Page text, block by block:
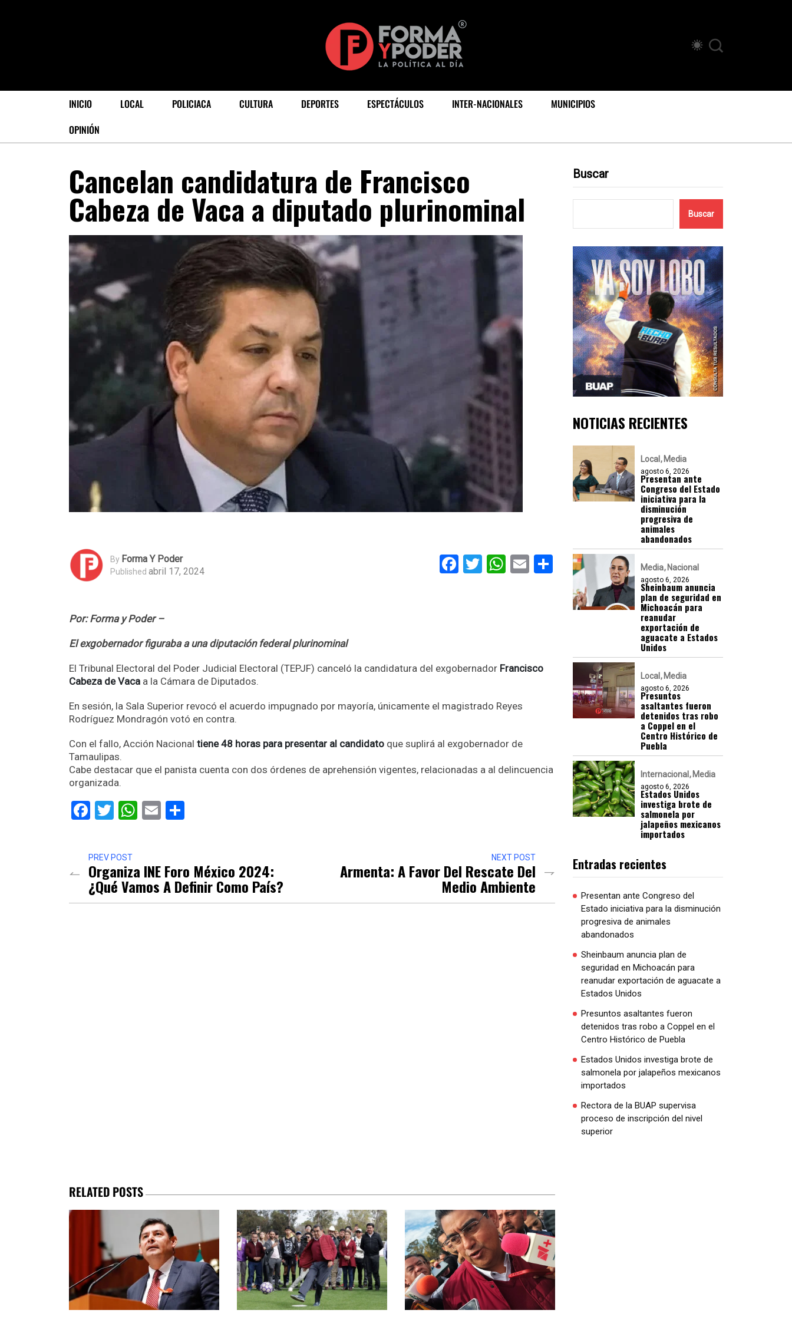
INICIO LOCAL POLICIACA CULTURA DEPORTES ESPECTÁCULOS INTER-NACIONALES
MUNICIPIOS
OPINIÓN
Cancelan candidatura de Francisco
Cabeza de Vaca a diputado plurinominal
By Forma Y Poder
Published abril 17, 2024 Facebook
Twitter
WhatsApp
EmailCompartir
Por: Forma y Poder –
El exgobernador figuraba a una diputación federal plurinominal
El Tribunal Electoral del Poder Judicial Electoral (TEPJF) canceló la candidatura del exgobernador Francisco
Cabeza de Vaca a la Cámara de Diputados.
En sesión, la Sala Superior revocó el acuerdo impugnado por mayoría, únicamente el magistrado Reyes
Rodríguez Mondragón votó en contra.
Con el fallo, Acción Nacional tiene 48 horas para presentar al candidato que suplirá al exgobernador de
Tamaulipas.
Cabe destacar que el panista cuenta con dos órdenes de aprehensión vigentes, relacionadas a al delincuencia
organizada.
Facebook
Twitter
WhatsApp
Email
PREV POST
Organiza INE Foro México 2024:
¿Qué Vamos A Definir Como País?
NEXT POST
Armenta: A Favor Del Rescate Del
Medio Ambiente
Buscar
Buscar
NOTICIAS RECIENTES
Local Media
agosto 6, 2026
Presentan ante
Congreso del Estado
iniciativa para la
disminución
progresiva de
animales
abandonados
Media Nacional
agosto 6, 2026
Sheinbaum anuncia
plan de seguridad en
Michoacán para
reanudar
exportación de
aguacate a Estados
Unidos
Local Media
agosto 6, 2026
Presuntos
asaltantes fueron
detenidos tras robo
a Coppel en el
Centro Histórico de
Puebla
Internacional Media
agosto 6, 2026
Estados Unidos
investiga brote de
salmonela por
jalapeños mexicanos
importados
Entradas recientes
Presentan ante Congreso del
Estado iniciativa para la disminución
progresiva de animales
abandonados
Sheinbaum anuncia plan de
seguridad en Michoacán para
reanudar exportación de aguacate a
Estados Unidos
Presuntos asaltantes fueron
detenidos tras robo a Coppel en el
Centro Histórico de Puebla
Estados Unidos investiga brote de
salmonela por jalapeños mexicanos
importados
Rectora de la BUAP supervisa
proceso de inscripción del nivel
superior
RELATED POSTS